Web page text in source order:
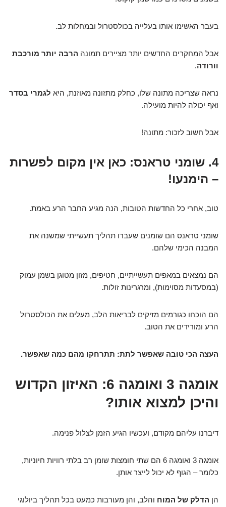
בעבר האשימו אותו בעלייה בכולסטרול ובמחלות לב.
אבל המחקרים החדשים יותר מציירים תמונה הרבה יותר מורכבת
וורודה.
נראה שצריכה מתונה שלו, כחלק מתזונה מאוזנת, היא לגמרי בסדר
ואף יכולה להיות מועילה.
אבל חשוב לזכור: מתונה!
4. שומני טראנס: כאן אין מקום לפשרות
– הימנעו!
טוב, אחרי כל החדשות הטובות, הנה מגיע החבר הרע באמת.
שומני טראנס הם שומנים שעברו תהליך תעשייתי שמשנה את
המבנה הכימי שלהם.
הם נמצאים במאפים תעשייתיים, חטיפים, מזון מטוגן בשמן עמוק
(במסעדות מסוימות), ומרגרינות זולות.
הם הוכחו כגורמים מזיקים לבריאות הלב, מעלים את הכולסטרול
הרע ומורידים את הטוב.
העצה הכי טובה שאפשר לתת: תתרחקו מהם כמה שאפשר.
אומגה 3 ואומגה 6: האיזון הקדוש
והיכן למצוא אותו?
דיברנו עליהם מקודם, ועכשיו הגיע הזמן לצלול פנימה.
אומגה 3 ואומגה 6 הם שתי חומצות שומן רב בלתי רוויות חיוניות,
כלומר – הגוף לא יכול לייצר אותן.
הן הדלק של המוח והלב, והן מעורבות כמעט בכל תהליך ביולוגי